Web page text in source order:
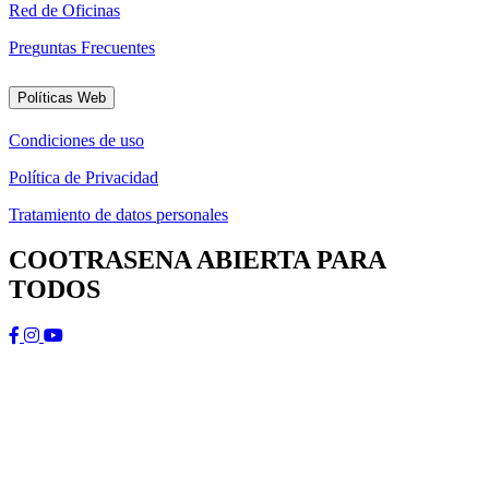
Red de Oficinas
Preguntas Frecuentes
Políticas Web
Condiciones de uso
Política de Privacidad
Tratamiento de datos personales
COOTRASENA ABIERTA PARA
TODOS